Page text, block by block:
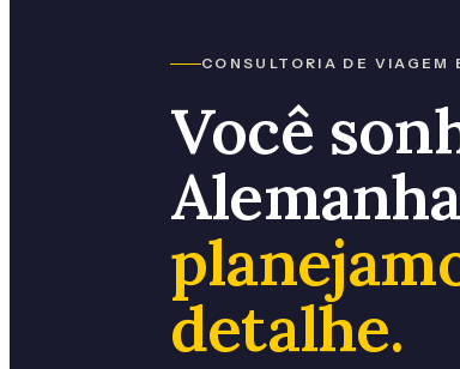
CONSULTORIA DE VIAGEM
Você
detalhe.